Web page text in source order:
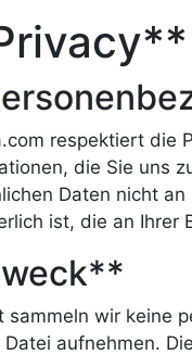
respektiert die
die Sie uns
Daten nicht
ist, die an Ihrer
sammeln wir keine
Datei aufnehmen.